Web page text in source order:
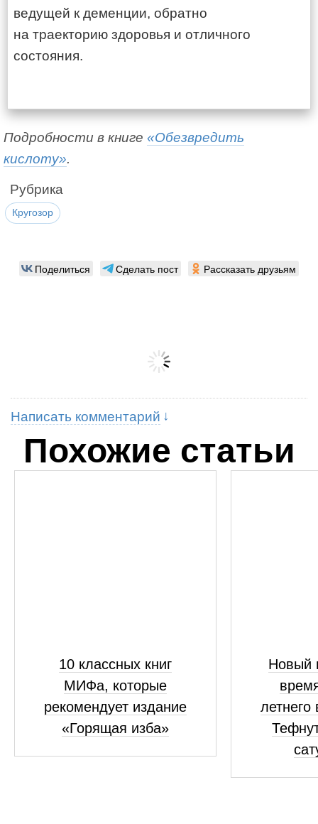
ведущей к деменции, обратно
на траекторию здоровья и отличного
состояния.
Подробности в книге «Обезвредить
кислоту».
Рубрика
Кругозор
Поделиться Сделать пост Рассказать друзьям
Написать комментарий
Похожие статьи
10 классных книг
МИФа, которые
рекомендует издание
«Горящая изба»
Новый